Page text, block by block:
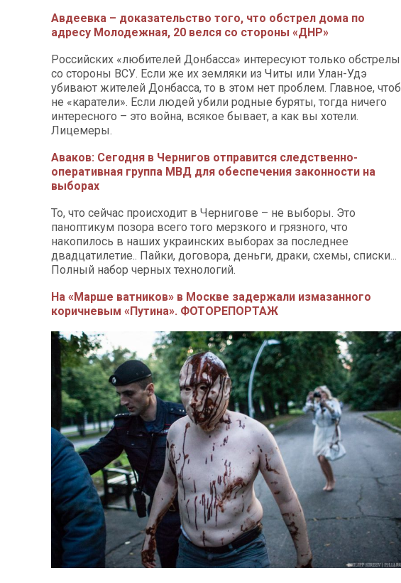
Авдеевка – доказательство того, что обстрел дома по
адресу Молодежная, 20 велся со стороны «ДНР»
Российских «любителей Донбасса» интересуют только обстрелы
со стороны ВСУ. Если же их земляки из Читы или Улан-Удэ
убивают жителей Донбасса, то в этом нет проблем. Главное, чтоб
не «каратели». Если людей убили родные буряты, тогда ничего
интересного – это война, всякое бывает, а как вы хотели.
Лицемеры.
Аваков: Сегодня в Чернигов отправится следственно-
оперативная группа МВД для обеспечения законности на
выборах
То, что сейчас происходит в Чернигове – не выборы. Это
паноптикум позора всего того мерзкого и грязного, что
накопилось в наших украинских выборах за последнее
двадцатилетие.. Пайки, договора, деньги, драки, схемы, списки...
Полный набор черных технологий.
На «Марше ватников» в Москве задержали измазанного
коричневым «Путина». ФОТОРЕПОРТАЖ